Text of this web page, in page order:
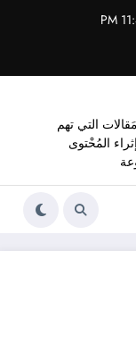
التي تهم
المُحْتوى